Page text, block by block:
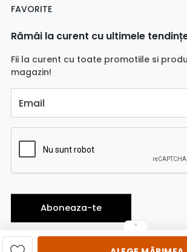
▼
FAVORITE
Rămâi la curent cu ultimele
Fii la curent cu toate promotiile si
magazin!
Email
Aboneaza-te